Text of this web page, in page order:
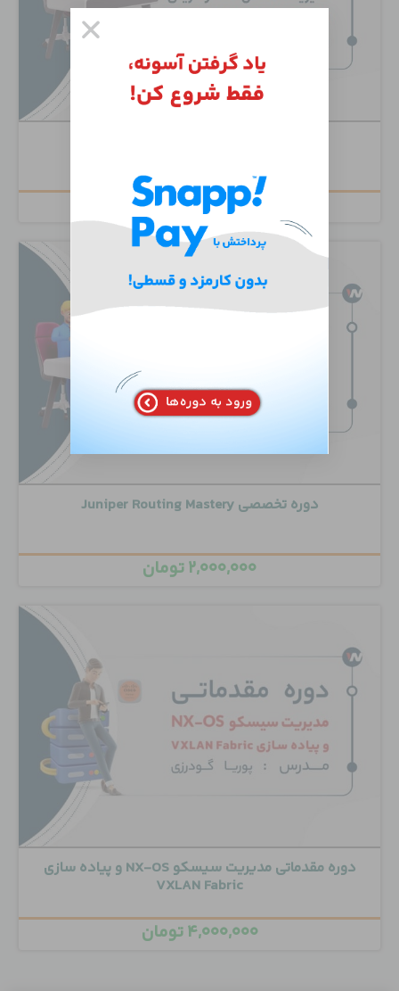
۶,۵۰۰,۰۰۰تومان
دوره تخصصی Juniper Routing Mastery
۲,۰۰۰,۰۰۰تومان
دوره مقدماتی مدیریت سیسکو NX-OS و پیاده سازی
VXLAN Fabric
۴,۰۰۰,۰۰۰تومان